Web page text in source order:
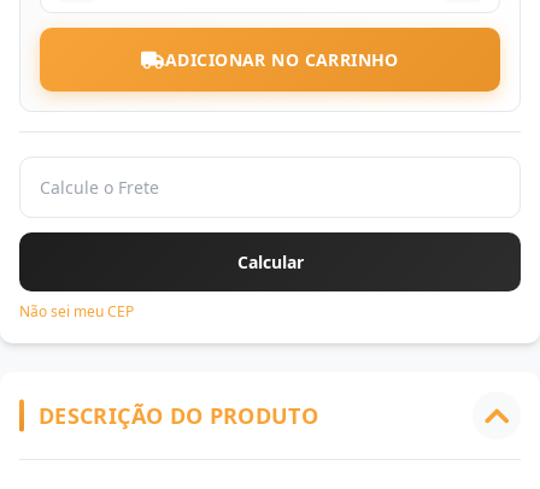
ADICIONAR NO CARRINHO
Não sei meu CEP
DESCRIÇÃO DO PRODUTO